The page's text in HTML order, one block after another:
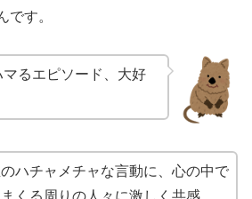
です。
るエピソード、大好
ハチャメチャな言動に、心の中で
くる周りの人々に激しく共感